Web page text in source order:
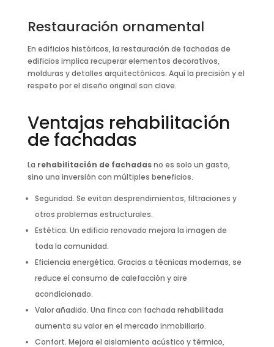
Restauración ornamental
En edificios históricos, la restauración de fachadas de
edificios implica recuperar elementos decorativos,
molduras y detalles arquitectónicos. Aquí la precisión y el
respeto por el diseño original son clave.
Ventajas rehabilitación
de fachadas
La rehabilitación de fachadasno es solo un gasto,
sino una inversión con múltiples beneficios.
Seguridad. Se evitan desprendimientos, filtraciones y
otros problemas estructurales.
Estética. Un edificio renovado mejora la imagen de
toda la comunidad.
Eficiencia energética. Gracias a técnicas modernas, se
reduce el consumo de calefacción y aire
acondicionado.
Valor añadido. Una finca con fachada rehabilitada
aumenta su valor en el mercado inmobiliario.
Confort. Mejora el aislamiento acústico y térmico,